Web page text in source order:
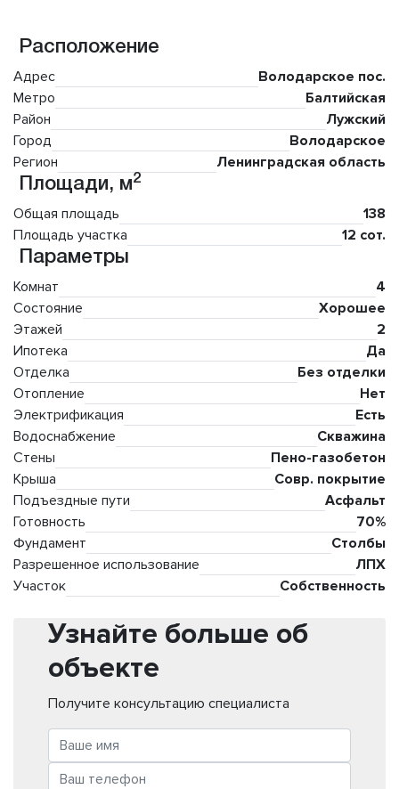
Расположение
Адрес
Володарское пос.
Метро
Балтийская
Район
Лужский
Город
Володарское
Регион
Ленинградская область
Площади, м2
Общая площадь
138
Площадь участка
12 сот.
Параметры
Комнат
4
Состояние
Хорошее
Этажей
2
Ипотека
Да
Отделка
Без отделки
Отопление
Нет
Электрификация
Есть
Водоснабжение
Скважина
Стены
Пено-газобетон
Крыша
Совр. покрытие
Подъездные пути
Асфальт
Готовность
70%
Фундамент
Столбы
Разрешенное использование
ЛПХ
Участок
Собственность
Узнайте больше об
объекте
Получите консультацию специалиста